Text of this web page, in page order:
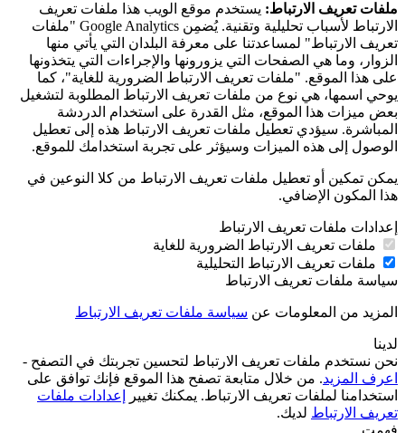
ملفات تعريف الارتباط: يستخدم موقع الويب هذا ملفات تعريف
الارتباط لأسباب تحليلية وتقنية. يُضمِن Google Analytics "ملفات
تعريف الارتباط" لمساعدتنا على معرفة البلدان التي يأتي منها
الزوار، وما هي الصفحات التي يزورونها والإجراءات التي يتخذونها
على هذا الموقع. "ملفات تعريف الارتباط الضرورية للغاية"، كما
يوحي اسمها، هي نوع من ملفات تعريف الارتباط المطلوبة لتشغيل
بعض ميزات هذا الموقع، مثل القدرة على استخدام الدردشة
المباشرة. سيؤدي تعطيل ملفات تعريف الارتباط هذه إلى تعطيل
الوصول إلى هذه الميزات وسيؤثر على تجربة استخدامك للموقع.
يمكن تمكين أو تعطيل ملفات تعريف الارتباط من كلا النوعين في
هذا المكون الإضافي.
إعدادات ملفات تعريف الارتباط
ملفات تعريف الارتباط الضرورية للغاية
ملفات تعريف الارتباط التحليلية
سياسة ملفات تعريف الارتباط
المزيد من المعلومات عن سياسة ملفات تعريف الارتباط
لدينا
نحن نستخدم ملفات تعريف الارتباط لتحسين تجربتك في التصفح -
اعرف المزيد. من خلال متابعة تصفح هذا الموقع فإنك توافق على
استخدامنا لملفات تعريف الارتباط. يمكنك تغيير
إعدادات ملفات
تعريف الارتباط لديك.